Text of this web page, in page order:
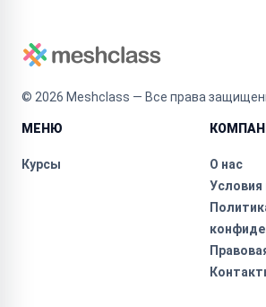
© 2026 Meshclass — Все права
МЕНЮ
Курсы
О нас
Условия